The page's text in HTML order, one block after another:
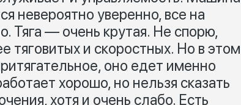
невероятно уверенно, все на
Тяга — очень крутая. Не спорю,
тяговитых и скоростных. Но в этом
оно едет именно
хорошо, но нельзя сказать
хотя и очень слабо. Есть